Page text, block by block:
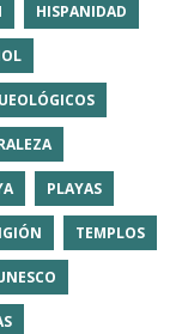
HISPANIDAD
PLAYAS
TEMPLOS